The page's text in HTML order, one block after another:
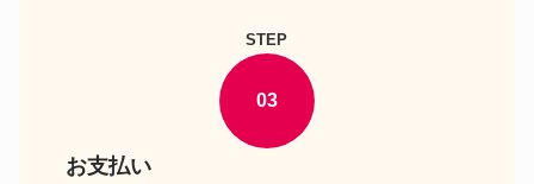
STEP
03
お支払い